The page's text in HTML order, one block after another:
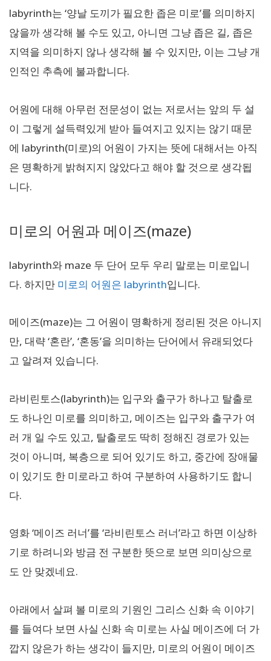
labyrinth는 ‘양날 도끼가 필요한 좁은 미로’를 의미하지
않을까 생각해 볼 수도 있고, 아니면 그냥 좁은 길, 좁은
지역을 의미하지 않나 생각해 볼 수 있지만, 이는 그냥 개
인적인 추측에 불과합니다.
어원에 대해 아무런 전문성이 없는 저로서는 앞의 두 설
이 그렇게 설득력있게 받아 들여지고 있지는 않기 때문
에 labyrinth(미로)의 어원이 가지는 뜻에 대해서는 아직
은 명확하게 밝혀지지 않았다고 해야 할 것으로 생각됩
니다.
미로의 어원과 메이즈(maze)
labyrinth와 maze 두 단어 모두 우리 말로는 미로입니
다. 하지만 미로의 어원은 labyrinth입니다.
메이즈(maze)는 그 어원이 명확하게 정리된 것은 아니지
만, 대략 ‘혼란’, ‘혼동’을 의미하는 단어에서 유래되었다
고 알려져 있습니다.
라비린토스(labyrinth)는 입구와 출구가 하나고 탈출로
도 하나인 미로를 의미하고, 메이즈는 입구와 출구가 여
러 개 일 수도 있고, 탈출로도 딱히 정해진 경로가 있는
것이 아니며, 복층으로 되어 있기도 하고, 중간에 장애물
이 있기도 한 미로라고 하여 구분하여 사용하기도 합니
다.
영화 ‘메이즈 러너’를 ‘라비린토스 러너’라고 하면 이상하
기로 하려니와 방금 전 구분한 뜻으로 보면 의미상으로
도 안 맞겠네요.
아래에서 살펴 볼 미로의 기원인 그리스 신화 속 이야기
를 들여다 보면 사실 신화 속 미로는 사실 메이즈에 더 가
깝지 않은가 하는 생각이 들지만, 미로의 어원이 메이즈